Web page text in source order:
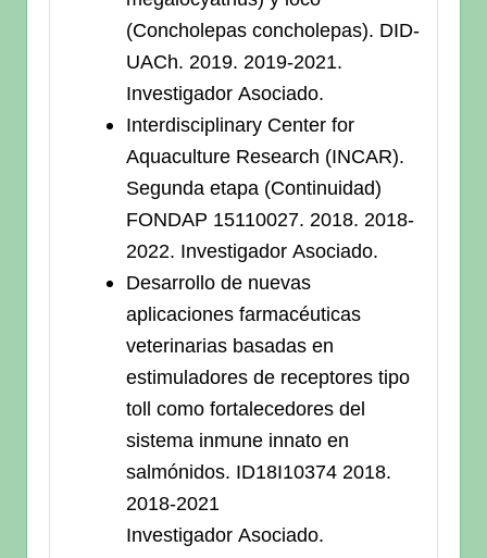
(Concholepas concholepas). DID-
UACh. 2019. 2019-2021.
Investigador Asociado.
Interdisciplinary Center for
Aquaculture Research (INCAR).
Segunda etapa (Continuidad)
FONDAP 15110027. 2018. 2018-
2022. Investigador Asociado.
Desarrollo de nuevas
aplicaciones farmacéuticas
veterinarias basadas en
estimuladores de receptores tipo
toll como fortalecedores del
sistema inmune innato en
salmónidos. ID18I10374 2018.
2018-2021
Investigador Asociado.